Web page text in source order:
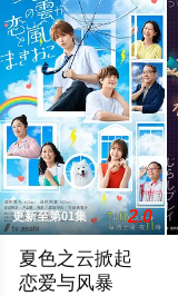
更新至第01集 2.0
夏色之云掀起
恋爱与风暴